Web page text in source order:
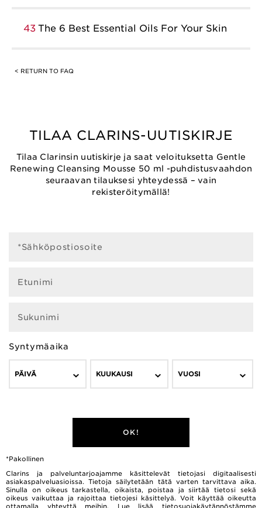
43 The 6 Best Essential Oils For Your Skin
< RETURN TO FAQ
TILAA CLARINS-UUTISKIRJE
Tilaa Clarinsin uutiskirje ja saat veloituksetta Gentle
Renewing Cleansing Mousse 50 ml -puhdistusvaahdon
seuraavan tilauksesi yhteydessä – vain
rekisteröitymällä!
*Sähköpostiosoite
Etunimi
Sukunimi
Syntymäaika
PÄIVÄ KUUKAUSI VUOSI
OK!
*Pakollinen
Clarins ja palveluntarjoajamme käsittelevät tietojasi digitaalisesti
asiakaspalveluasioissa. Tietoja säilytetään tätä varten tarvittava aika.
Sinulla on oikeus tarkastella, oikaista, poistaa ja siirtää tietosi sekä
oikeus vaikuttaa ja rajoittaa tietojesi käsittelyä. Voit käyttää oikeutta
ottamalla yhteyttä meihin. Lue lisää tietosuojakäytännöstämme